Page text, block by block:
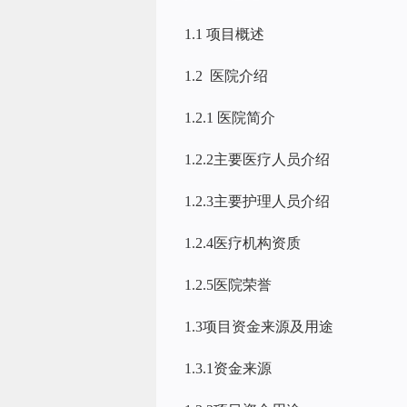
1.1 项目概述
1.2 医院介绍
1.2.1 医院简介
1.2.2主要医疗人员介绍
1.2.3主要护理人员介绍
1.2.4医疗机构资质
1.2.5医院荣誉
1.3项目资金来源及用途
1.3.1资金来源